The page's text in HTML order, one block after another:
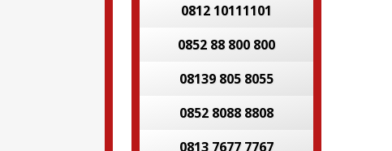
0812 10111101
0852 88 800 800
08139 805 8055
0852 8088 8808
0813 7677 7767